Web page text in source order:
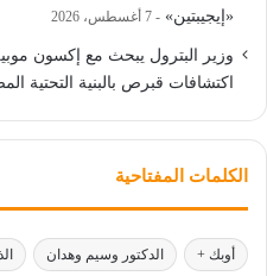
«إيجيبتين»
7 أغسطس، 2026
وزير البترول يبحث مع إكسون
اكتشافات قبرص بالبنية التحتية
الكلمات المفتاحية
أوبك + الدكتور وسيم وهدان